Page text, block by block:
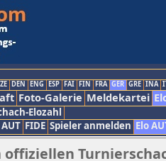
DEN ENG ESP FAI FIN FRA GER GRE INA
Foto-Galerie Meldekartei
Elozahl
FIDE Spieler anmelden Elo